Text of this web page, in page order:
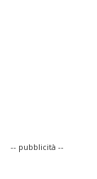
-- pubblicità --